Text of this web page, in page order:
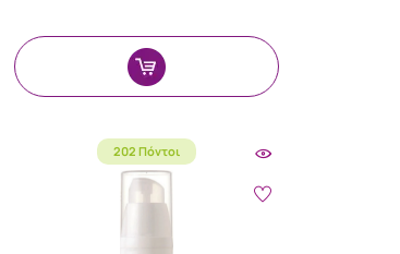
202 Πόντοι